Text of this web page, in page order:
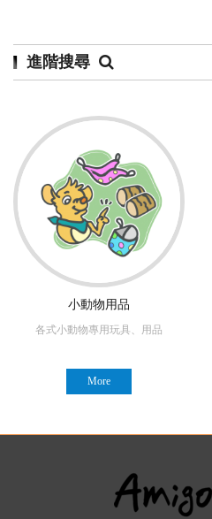
會員專區
阿迷購粉絲團
進階搜尋
小動物用品
各式小動物專用玩具、用品
More